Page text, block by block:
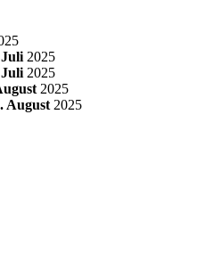
Juli 2025
2025
2025
August 2025